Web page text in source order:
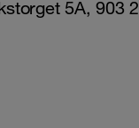
5A, 903